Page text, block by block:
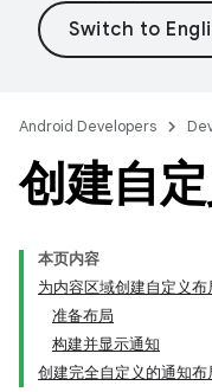
Android Developers
创建自
本页内容
为内容区域创建自定义布
准备布局
构建并显示通知
创建完全自定义的通知布